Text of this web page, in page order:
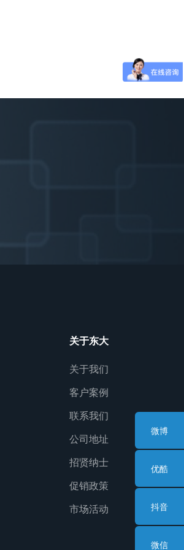
微博
优酷
抖音
微信
关于东大
关于我们
客户案例
联系我们
公司地址
招贤纳士
促销政策
市场活动